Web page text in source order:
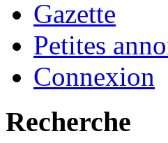
Gazette
Petites
Connexion
Recherche